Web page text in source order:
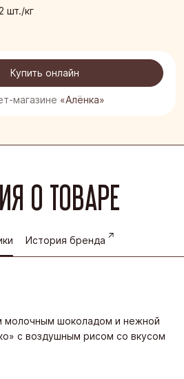
шт./кг
Купить онлайн
магазине «Алёнка»
О ТОВАРЕ
История бренда
молочным шоколадом и нежной
с воздушным рисом со вкусом